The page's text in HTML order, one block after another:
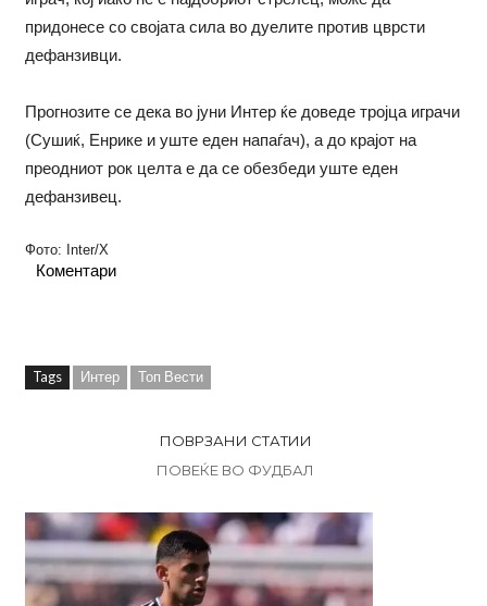
придонесе со својата сила во дуелите против цврсти
дефанзивци.
Прогнозите се дека во јуни Интер ќе доведе тројца играчи
(Сушиќ, Енрике и уште еден напаѓач), а до крајот на
преодниот рок целта е да се обезбеди уште еден
дефанзивец.
Фото: Inter/X
Коментари
Tags Интер Топ Вести
ПОВРЗАНИ СТАТИИ
ПОВЕЌЕ ВО ФУДБАЛ